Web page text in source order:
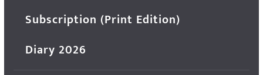
Subscription (Print Edition)
Diary 2026